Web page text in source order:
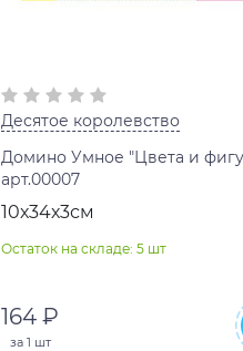
Десятое королевство
Домино Умное "Цвета и
арт.00007
10х34х3см
Остаток на складе: 5 шт
164 ₽
за 1 шт